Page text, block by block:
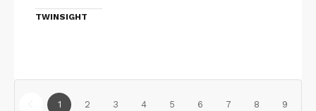
TWINSIGHT
1 2 3 4 5 6 7 8 9